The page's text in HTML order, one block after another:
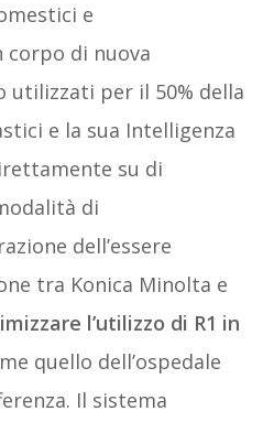
e
corpo di nuova
utilizzati per il 50% della
e la sua Intelligenza
su di
di
dell’essere
tra Konica Minolta e
l’utilizzo di R1 in
quello dell’ospedale
Il sistema